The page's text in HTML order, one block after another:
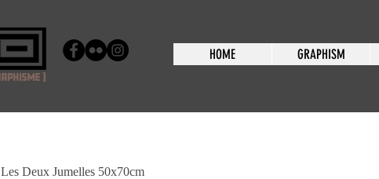
HOME GRAPHISM
Les Deux Jumelles 50x70cm